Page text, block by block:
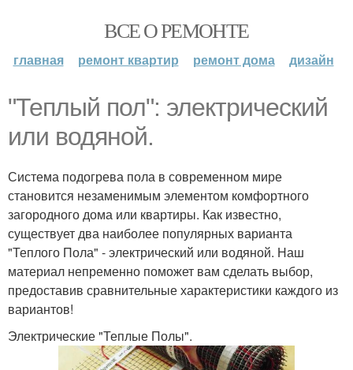
ВСЕ О РЕМОНТЕ
главная ремонт квартир ремонт дома дизайн
"Теплый пол": электрический
или водяной.
Система подогрева пола в современном мире
становится незаменимым элементом комфортного
загородного дома или квартиры. Как известно,
существует два наиболее популярных варианта
"Теплого Пола" - электрический или водяной. Наш
материал непременно поможет вам сделать выбор,
предоставив сравнительные характеристики каждого из
вариантов!
Электрические "Теплые Полы".